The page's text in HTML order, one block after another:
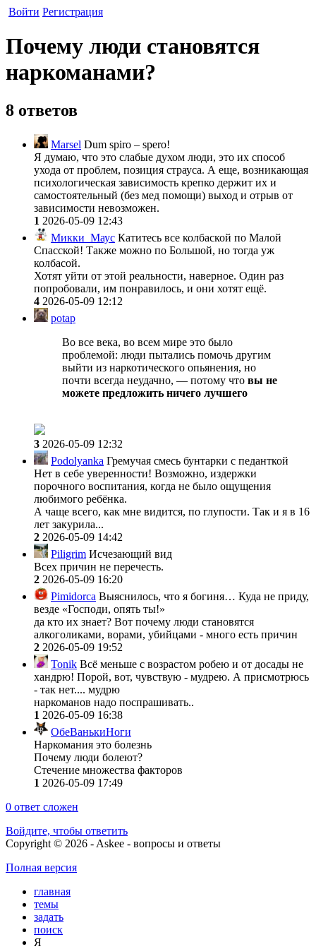
Войти Регистрация
Почему люди становятся
наркоманами?
8 ответов
Marsel Dum spiro – spero!
Я думаю, что это слабые духом люди, это их способ
ухода от проблем, позиция страуса. А еще, возникающая
психологическая зависимость крепко держит их и
самостоятельный (без мед помощи) выход и отрыв от
зависимости невозможен.
1 2026-05-09 12:43
Микки_Маус Катитесь все колбаской по Малой
Спасской! Также можно по Большой, но тогда уж
колбасой.
Хотят уйти от этой реальности, наверное. Один раз
попробовали, им понравилось, и они хотят ещё.
4 2026-05-09 12:12
potap
Во все века, во всем мире это было
проблемой: люди пытались помочь другим
выйти из наркотического опьянения, но
почти всегда неудачно, — потому что вы не
можете предложить ничего лучшего
3 2026-05-09 12:32
Podolyanka Гремучая смесь бунтарки с педанткой
Нет в себе уверенности! Возможно, издержки
порочного воспитания, когда не было ощущения
любимого ребёнка.
А чаще всего, как мне видится, по глупости. Так и я в 16
лет закурила...
2 2026-05-09 14:42
Piligrim Исчезающий вид
Всех причин не перечесть.
2 2026-05-09 16:20
Pimidorca Выяснилось, что я богиня… Куда не приду,
везде «Господи, опять ты!»
да кто их знает? Вот почему люди становятся
алкоголиками, ворами, убийцами - много есть причин
2 2026-05-09 19:52
Tonik Всё меньше с возрастом робею и от досады не
хандрю! Порой, вот, чувствую - мудрею. А присмотрюсь
- так нет.... мудрю
наркоманов надо поспрашивать..
1 2026-05-09 16:38
ОбеВанькиНоги
Наркомания это болезнь
Почему люди болеют?
Стечение множества факторов
1 2026-05-09 17:49
0 ответ сложен
Войдите, чтобы ответить
Copyright © 2026 - Askee - вопросы и ответы
Полная версия
главная
темы
задать
поиск
Я